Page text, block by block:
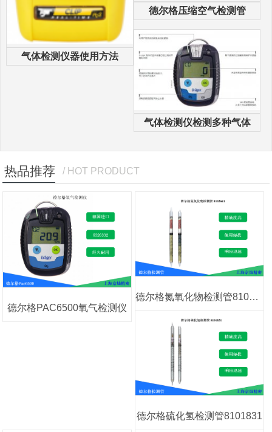
气体检测仪器使用方法
德尔格压缩空气检测管
气体检测仪检测多种气体
热品推荐 / HOT PRODUCT
德尔格PAC6500氧气检测仪
德尔格氮氧化物检测管8103661
德尔格硫化氢检测管8101831